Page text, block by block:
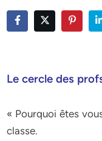
Le cercle des
« Pourquoi êtes
classe.